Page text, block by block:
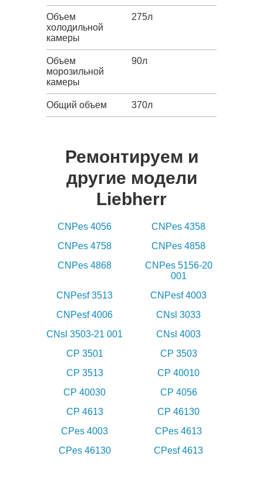
Объем
холодильной
камеры
275л
Объем
морозильной
камеры
90л
Общий объем 370л
Ремонтируем и
другие модели
Liebherr
CNPes 4056
CNPes 4358
CNPes 4758
CNPes 4858
CNPes 4868
CNPes 5156-20
001
CNPesf 3513
CNPesf 4003
CNPesf 4006
CNsl 3033
CNsl 3503-21 001
CNsl 4003
CP 3501
CP 3503
CP 3513
CP 40010
CP 40030
CP 4056
CP 4613
CP 46130
CPes 4003
CPes 4613
CPes 46130
CPesf 4613